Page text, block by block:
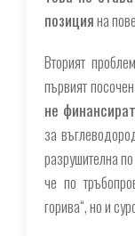
позицияна
Вторият
първият
не
за
разрушителна
че по
горива“, но и